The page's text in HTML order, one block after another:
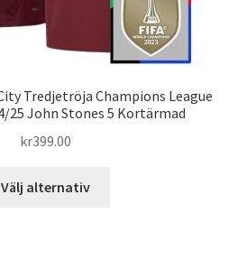
Tredjetröja Champions League
25 John Stones 5 Kortärmad
kr399.00
Välj alternativ